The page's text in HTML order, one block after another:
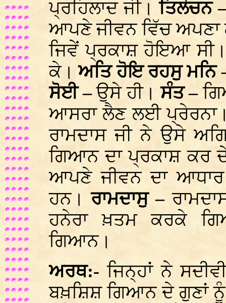
ਪ੍ਰਹਿਲਾਦ ਜੀ।ਤਿਲੋਚਨ
ਆਪਣੇ ਜੀਵਨ ਵਿੱਚ
ਜਿਵੇਂ ਪ੍ਰਕਾਸ਼ ਹੋਇਆ
ਕੇ।ਅਤਿ ਹੋਇ ਰਹਸੁ ਮਨਿ
ਸੋਈ –ਉਸੇ ਹੀ।ਸੰਤ –
ਆਸਰਾ ਲੈਣ ਲਈ
ਰਾਮਦਾਸ ਜੀ ਨੇ ਉਸੇ
ਗਿਆਨ ਦਾ ਪ੍ਰਕਾਸ਼ ਕਰ
ਆਪਣੇ ਜੀਵਨ ਦਾ
ਹਨ।ਰਾਮਦਾਸੁ –
ਹਨੇਰਾ ਖ਼ਤਮ ਕਰਕੇ
ਗਿਆਨ।
ਅਰਥ:-ਜਿਨ੍ਹਾਂ ਨੇ
ਬਖ਼ਸ਼ਿਸ਼ ਗਿਆਨ ਦੇ ਗੁਣਾਂ